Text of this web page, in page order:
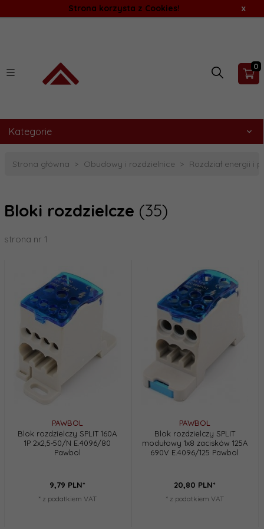
Strona korzysta z Cookies! x
0
Kategorie
Strona główna Obudowy i rozdzielnice Rozdział energii i
Bloki rozdzielcze (35)
strona nr 1
PAWBOL
Blok rozdzielczy SPLIT 160A
1P 2x2,5‑50/N E.4096/80
Pawbol
9,79 PLN*
* z podatkiem VAT
PAWBOL
Blok rozdzielczy SPLIT
modułowy 1x8 zacisków 125A
690V E.4096/125 Pawbol
20,80 PLN*
* z podatkiem VAT